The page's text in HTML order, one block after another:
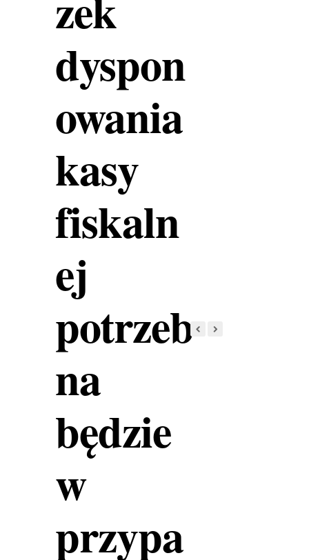
dyspon
owania
kasy
fiskaln
ej
potrzeb
na
będzie
w
przypa